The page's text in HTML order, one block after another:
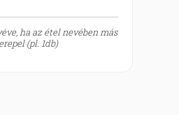
ha az étel nevében más
(pl. 1db)